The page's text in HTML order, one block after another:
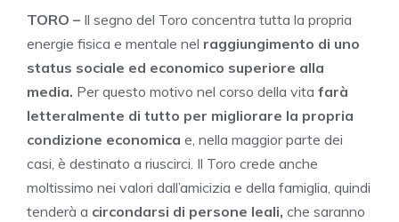
TORO – Il segno del Toro concentra tutta la propria
energie fisica e mentale nel raggiungimento di uno
status sociale ed economico superiore alla
media. Per questo motivo nel corso della vita farà
letteralmente di tutto per migliorare la propria
condizione economica e, nella maggior parte dei
casi, è destinato a riuscirci. Il Toro crede anche
moltissimo nei valori dall’amicizia e della famiglia, quindi
tenderà a circondarsi di persone leali, che saranno